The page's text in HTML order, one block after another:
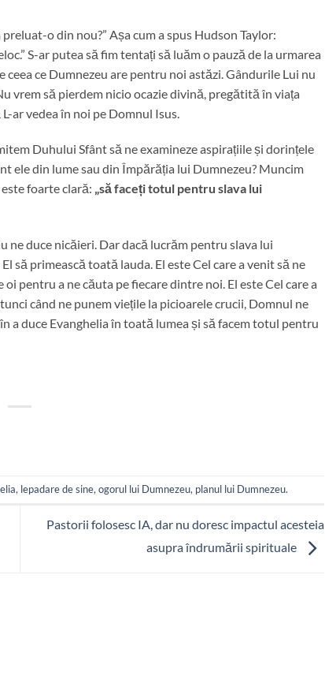
o din nou?” Așa cum a spus Hudson Taylor:
S-ar putea să fim tentați să luăm o pauză de la urmarea
ce Dumnezeu are pentru noi astăzi. Gândurile Lui nu
vrem să pierdem nicio ocazie divină, pregătită în viața
ar vedea în noi pe Domnul Isus.
Duhului Sfânt să ne examineze aspirațiile și dorințele
ele din lume sau din Împărăția lui Dumnezeu? Muncim
foarte clară: „să faceți totul pentru slava lui
ne duce nicăieri. Dar dacă lucrăm pentru slava lui
să primească toată lauda. El este Cel care a venit să ne
pentru a ne căuta pe fiecare dintre noi. El este Cel care a
când ne punem viețile la picioarele crucii, Domnul ne
a duce Evanghelia în toată lumea și să facem totul pentru
, lepadare de sine,ogorul lui Dumnezeu, planul lui Dumnezeu.
Pastorii folosesc IA, dar nu doresc impactul acesteia
asupra îndrumării spirituale